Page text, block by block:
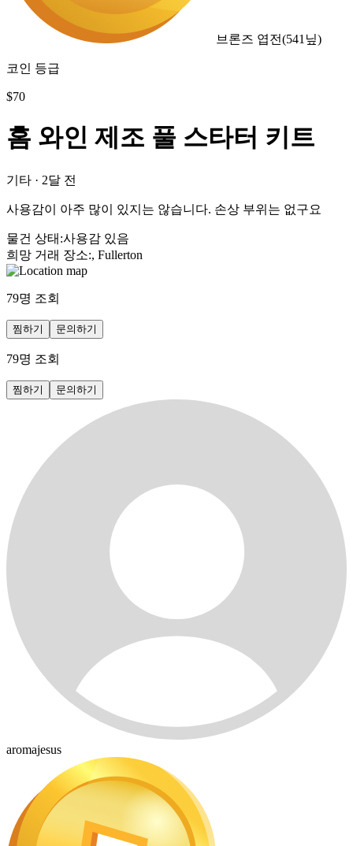
브론즈 엽전(541 닢)
코인 등급
$70
홈 와인 제조 풀 스타터 키트
기타 · 2달 전
사용감이 아주 많이 있지는 않습니다. 손상 부위는 없구요
물건 상태 :사용감 있음
희망 거래 장소:, Fullerton
79명 조회
찜하기 문의하기
79명 조회
찜하기 문의하기
aromajesus